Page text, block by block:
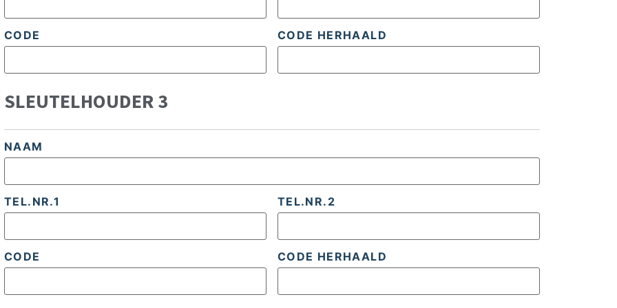
CODE CODE HERHAALD
SLEUTELHOUDER 3
NAAM
TEL.NR.1 TEL.NR.2
CODE CODE HERHAALD